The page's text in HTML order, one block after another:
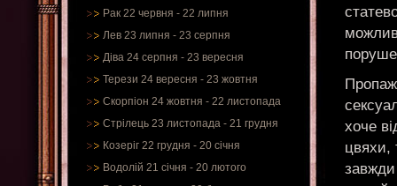
Рак 22 червня - 22 липня
Лев 23 липня - 23 серпня
Діва 24 серпня - 23 вересня
Терези 24 вересня - 23 жовтня
Скорпіон 24 жовтня - 22 листопада
Стрілець 23 листопада - 21 грудня
Козеріг 22 грудня - 20 січня
Водолій 21 січня - 20 лютого
хоче
цвяхи,
завжди